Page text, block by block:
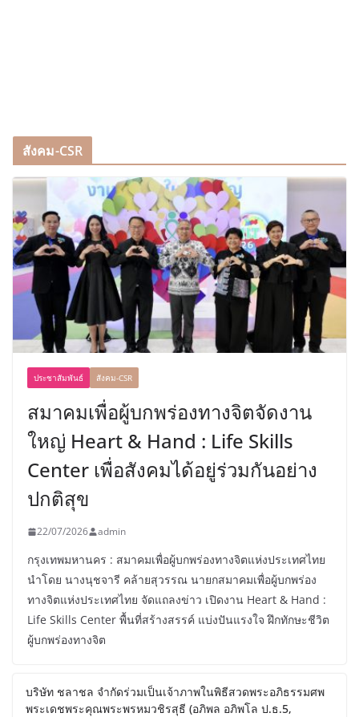
สังคม-CSR
ประชาสัมพันธ์ สังคม-CSR
สมาคมเพื่อผู้บกพร่องทางจิตจัดงาน
ใหญ่ Heart & Hand : Life Skills
Center เพื่อสังคมได้อยู่ร่วมกันอย่าง
ปกติสุข
22/07/2026 admin
กรุงเทพมหานคร : สมาคมเพื่อผู้บกพร่องทางจิตแห่งประเทศไทย
นำโดย นางนุชจารี คล้ายสุวรรณ นายกสมาคมเพื่อผู้บกพร่อง
ทางจิตแห่งประเทศไทย จัดแถลงข่าว เปิดงาน Heart & Hand :
Life Skills Center พื้นที่สร้างสรรค์ แบ่งปันแรงใจ ฝึกทักษะชีวิต
ผู้บกพร่องทางจิต
บริษัท ชลาชล จำกัดร่วมเป็นเจ้าภาพในพิธีสวดพระอภิธรรมศพ
พระเดชพระคุณพระพรหมวชิรสุธี (อภิพล อภิพโล ป.ธ.5,